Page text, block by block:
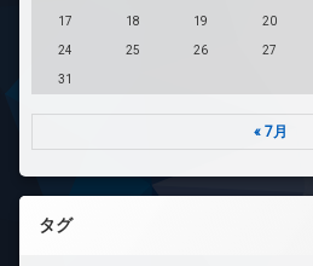
17 18 19 20
24 25 26 27
31
« 7月
タグ